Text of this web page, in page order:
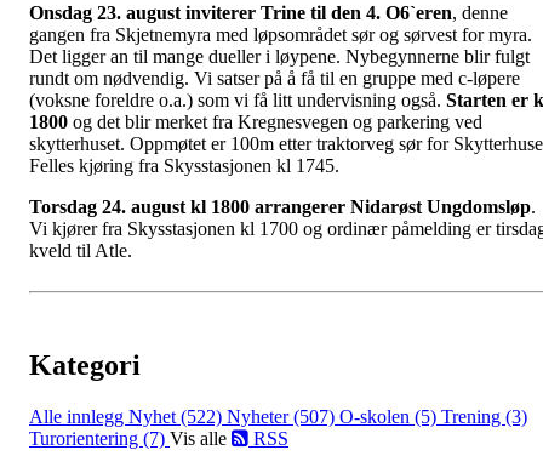
Onsdag 23. august inviterer Trine til den 4. O6`eren, denne
gangen fra Skjetnemyra med løpsområdet sør og sørvest for myra.
Det ligger an til mange dueller i løypene. Nybegynnerne blir fulgt
rundt om nødvendig. Vi satser på å få til en gruppe med c-løpere
(voksne foreldre o.a.) som vi få litt undervisning også. Starten er
1800 og det blir merket fra Kregnesvegen og parkering ved
skytterhuset. Oppmøtet er 100m etter traktorveg sør for
Felles kjøring fra Skysstasjonen kl 1745.
Torsdag 24. august kl 1800 arrangerer Nidarøst Ungdomsløp.
Vi kjører fra Skysstasjonen kl 1700 og ordinær påmelding er
kveld til Atle.
Kategori
Alle innlegg Nyhet (522) Nyheter (507) O-skolen (5) Trening (3)
Turorientering (7) Vis alle RSS